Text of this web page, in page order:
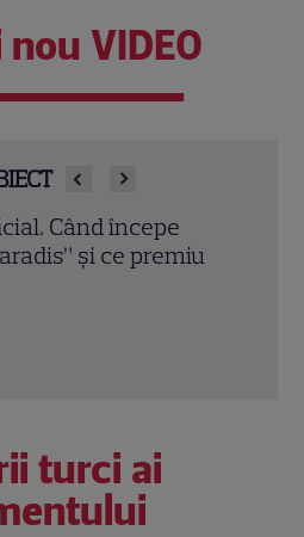
VIDEO
Când începe
și ce premiu
turci ai